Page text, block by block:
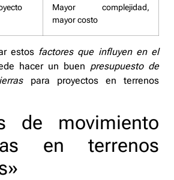
Mayor complejidad,
mayor costo
estos factores que influyen en el
hacer un buen presupuesto de
para proyectos en terrenos
de movimiento
en terrenos